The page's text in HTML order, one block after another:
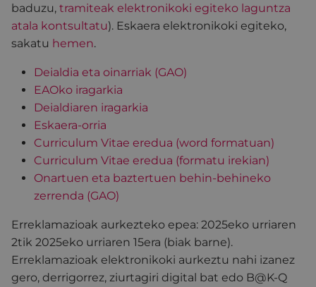
baduzu, tramiteak elektronikoki egiteko laguntza
atala kontsultatu). Eskaera elektronikoki egiteko,
sakatu hemen.
Deialdia eta oinarriak (GAO)
EAOko iragarkia
Deialdiaren iragarkia
Eskaera-orria
Curriculum Vitae eredua (word formatuan)
Curriculum Vitae eredua (formatu irekian)
Onartuen eta baztertuen behin-behineko
zerrenda (GAO)
Erreklamazioak aurkezteko epea: 2025eko urriaren
2tik 2025eko urriaren 15era (biak barne).
Erreklamazioak elektronikoki aurkeztu nahi izanez
gero, derrigorrez, ziurtagiri digital bat edo B@K-Q